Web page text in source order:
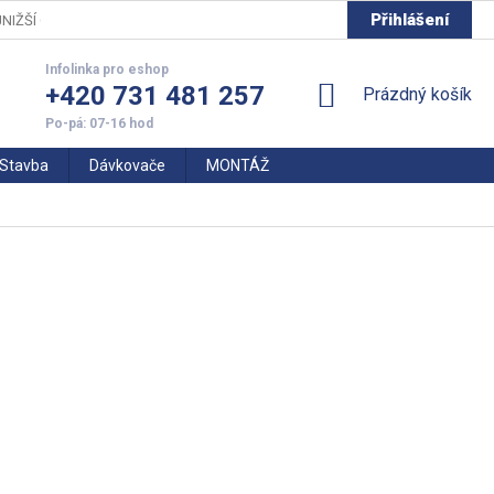
CENY Přihlášení
+420 731 481 257
NÁKUPNÍ
Prázdný košík
Stavba Dávkovače MONTÁŽ